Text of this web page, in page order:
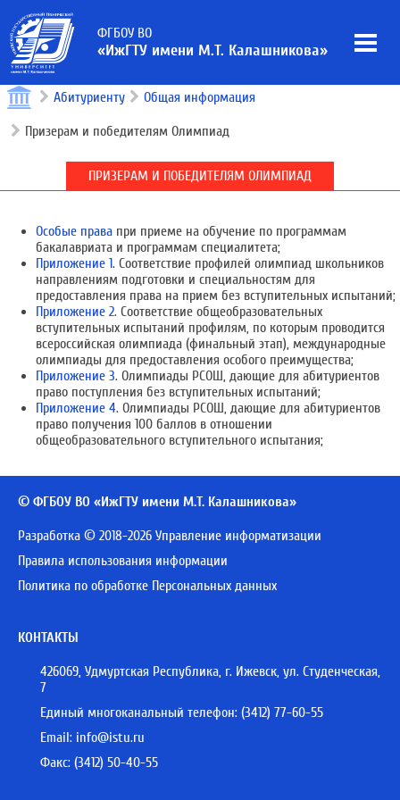
ФГБОУ ВО
«ИжГТУ имени М.Т. Калашникова»
Абитуриенту Общая информация
Призерам и победителям Олимпиад
ПРИЗЕРАМ И ПОБЕДИТЕЛЯМ ОЛИМПИАД
Особые права при приеме на обучение по программам
бакалавриата и программам специалитета;
Приложение 1. Соответствие профилей олимпиад школьников
направлениям подготовки и специальностям для
предоставления права на прием без вступительных испытаний;
Приложение 2. Соответствие общеобразовательных
вступительных испытаний профилям, по которым проводится
всероссийская олимпиада (финальный этап), международные
олимпиады для предоставления особого преимущества;
Приложение 3. Олимпиады РСОШ, дающие для абитуриентов
право поступления без вступительных испытаний;
Приложение 4. Олимпиады РСОШ, дающие для абитуриентов
право получения 100 баллов в отношении
общеобразовательного вступительного испытания;
© ФГБОУ ВО «ИжГТУ имени М.Т. Калашникова»
Разработка © 2018-2026 Управление информатизации
Правила использования информации
Политика по обработке Персональных данных
КОНТАКТЫ
426069, Удмуртская Республика, г. Ижевск, ул. Студенческая,
7
Единый многоканальный телефон: (3412) 77-60-55
Email: info@istu.ru
Факс: (3412) 50-40-55